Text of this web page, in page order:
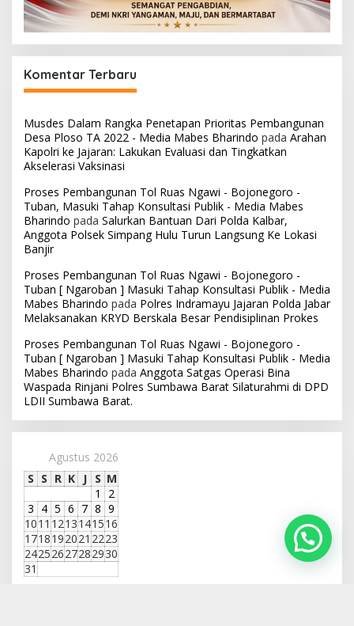
Komentar Terbaru
Musdes Dalam Rangka Penetapan Prioritas Pembangunan
Desa Ploso TA 2022 - Media Mabes Bharindo pada Arahan
Kapolri ke Jajaran: Lakukan Evaluasi dan Tingkatkan
Akselerasi Vaksinasi
Proses Pembangunan Tol Ruas Ngawi - Bojonegoro -
Tuban, Masuki Tahap Konsultasi Publik - Media Mabes
Bharindo pada Salurkan Bantuan Dari Polda Kalbar,
Anggota Polsek Simpang Hulu Turun Langsung Ke Lokasi
Banjir
Proses Pembangunan Tol Ruas Ngawi - Bojonegoro -
Tuban [ Ngaroban ] Masuki Tahap Konsultasi Publik - Media
Mabes Bharindo pada Polres Indramayu Jajaran Polda Jabar
Melaksanakan KRYD Berskala Besar Pendisiplinan Prokes
Proses Pembangunan Tol Ruas Ngawi - Bojonegoro -
Tuban [ Ngaroban ] Masuki Tahap Konsultasi Publik - Media
Mabes Bharindo pada Anggota Satgas Operasi Bina
Waspada Rinjani Polres Sumbawa Barat Silaturahmi di DPD
LDII Sumbawa Barat.
Agustus 2026
S S R K J S M
1
2
3 4 5 6 7 8 9
1011 1213141516
1718192021 2223
24252627282930
31